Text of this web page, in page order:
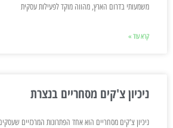
משמעותי בדרום הארץ, מהווה מוקד לפעילות עסקית
קרא עוד »
ניכיון צ'קים מסחריים בנצרת
ניכיון צ'קים מסחריים הוא אחד הפתרונות המרכזיים